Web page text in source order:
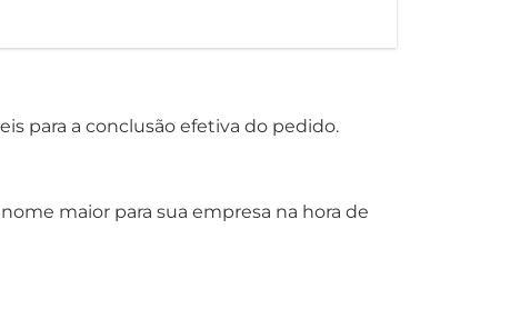
para a conclusão efetiva do pedido.
maior para sua empresa na hora de